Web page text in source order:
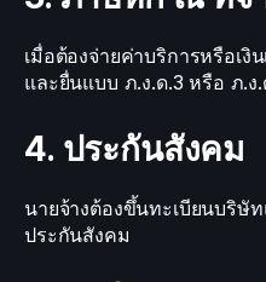
เมื่อต้องจ่ายค่าบริการหรือเ
และยื่นแบบ ภ.ง.ด.3 หรือ ภ.ง.
4. ประกันสังคม
นายจ้างต้องขึ้นทะเบียนบริษั
ประกันสังคม